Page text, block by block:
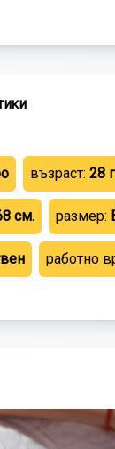
възраст:28
см. размер:
работно